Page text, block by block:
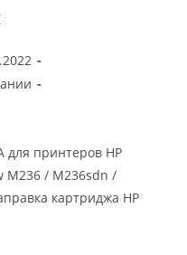
для принтеров HP
M236 / M236sdn /
картриджа HP